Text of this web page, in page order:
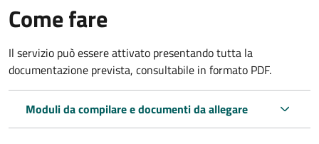
Come fare
Il servizio può essere attivato presentando tutta la
documentazione prevista, consultabile in formato PDF.
Moduli da compilare e documenti da allegare